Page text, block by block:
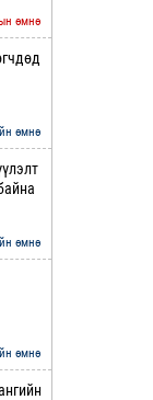
өмнө
өмнө
өмнө
өмнө